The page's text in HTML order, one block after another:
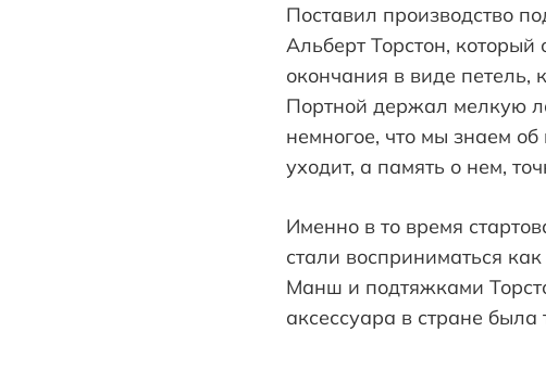
Поставил производство
Альберт Торстон,
окончания в виде
Портной держал мелкую
немногое, что мы знаем об
уходит, а память о нем,
Именно в то время
стали восприниматься
Манш и подтяжками
аксессуара в стране была